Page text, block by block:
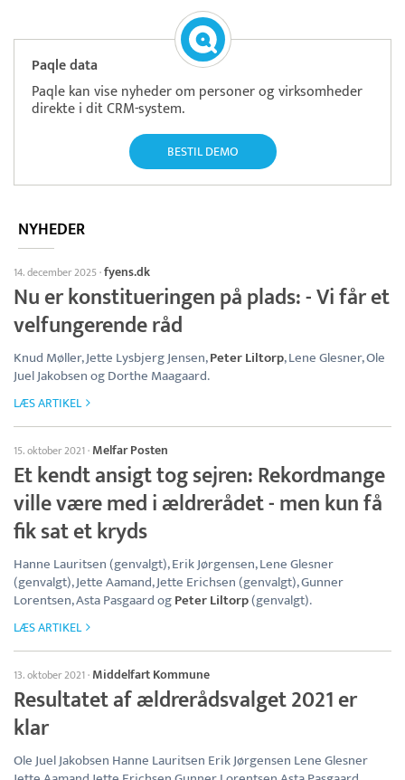
Paqle data
Paqle kan vise nyheder om personer og virksomheder
direkte i dit CRM-system.
BESTIL DEMO
NYHEDER
14. december 2025·fyens.dk
Nu er konstitueringen på plads: - Vi får et
velfungerende råd
Knud Møller, Jette Lysbjerg Jensen,Peter Liltorp, Lene Glesner, Ole
Juel Jakobsen og Dorthe Maagaard.
LÆS ARTIKEL
15. oktober 2021· Melfar Posten
Et kendt ansigt tog sejren: Rekordmange
ville være med i ældrerådet - men kun få
fik sat et kryds
Hanne Lauritsen (genvalgt), Erik Jørgensen, Lene Glesner
(genvalgt), Jette Aamand, Jette Erichsen (genvalgt), Gunner
Lorentsen, Asta Pasgaard ogPeter Liltorp(genvalgt).
LÆS ARTIKEL
13. oktober 2021· Middelfart Kommune
Resultatet af ældrerådsvalget 2021 er
klar
Ole Juel Jakobsen Hanne Lauritsen Erik Jørgensen Lene Glesner